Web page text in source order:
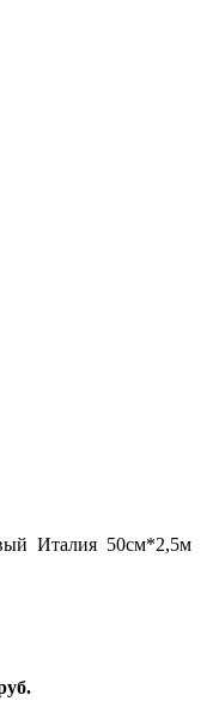
Италия 50см*2,5м